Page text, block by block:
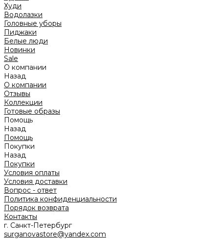
Худи
Водолазки
Головные уборы
Пиджаки
Белые люди
Новинки
Sale
О компании
Назад
О компании
Отзывы
Коллекции
Готовые образы
Помощь
Назад
Помощь
Покупки
Назад
Покупки
Условия оплаты
Условия доставки
Вопрос - ответ
Политика конфиденциальности
Порядок возврата
Контакты
г. Санкт-Петербург
surganovastore@yandex.com